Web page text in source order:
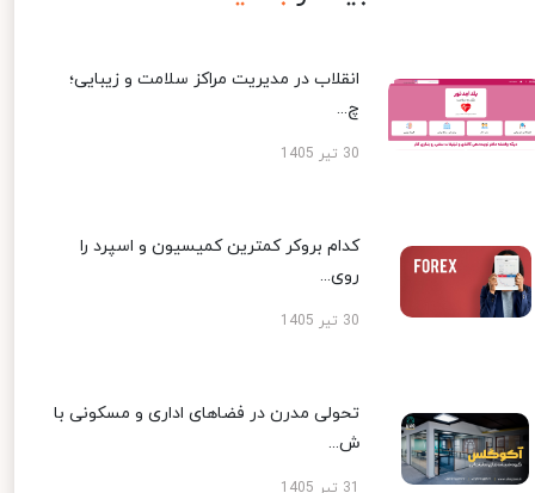
انقلاب در مدیریت مراکز سلامت و زیبایی؛
چ...
30 تیر 1405
کدام بروکر کمترین کمیسیون و اسپرد را
روی...
30 تیر 1405
تحولی مدرن در فضاهای اداری و مسکونی با
ش...